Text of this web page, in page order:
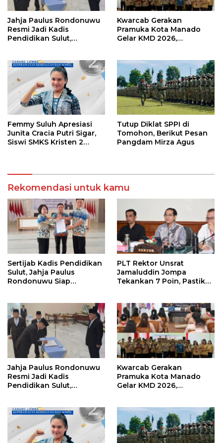
Jahja Paulus Rondonuwu
Resmi Jadi Kadis
Pendidikan Sulut,
Kwarcab Gerakan
Pramuka Kota Manado
Gelar KMD 2026,
Pramuka
Femmy Suluh Apresiasi
Junita Cracia Putri Sigar,
Siswi SMKS Kristen 2
Tutup Diklat SPPI di
Tomohon, Berikut Pesan
Pangdam Mirza Agus
Rekomendasi untuk kamu
Sertijab Kadis Pendidikan
Sulut, Jahja Paulus
Rondonuwu Siap
PLT Rektor Unsrat
Jamaluddin Jompa
Tekankan 7 Poin, Pastikan
Jahja Paulus Rondonuwu
Resmi Jadi Kadis
Pendidikan Sulut,
Kwarcab Gerakan
Pramuka Kota Manado
Gelar KMD 2026,
Pramuka